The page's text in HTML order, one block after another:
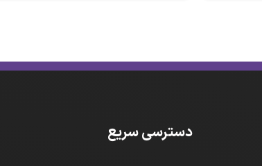
دسترسی سریع